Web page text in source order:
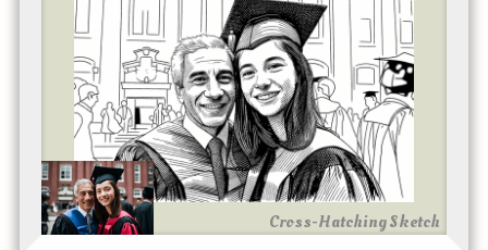
Cross-Hatching Sketch